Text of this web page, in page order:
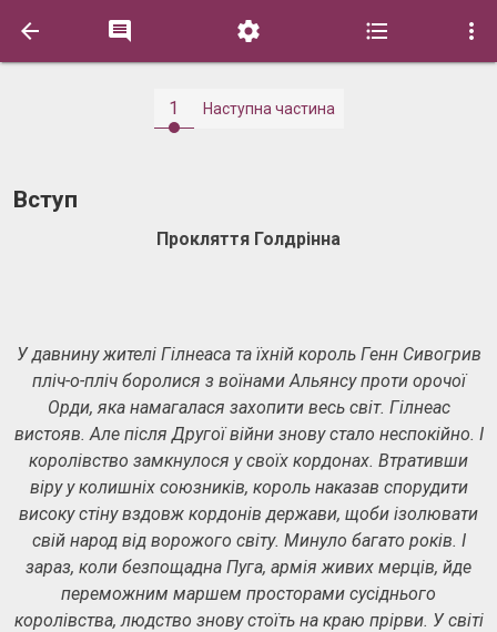
    
1 Наступна частина
Вступ
Прокляття Голдрінна
У давнину жителі Гілнеаса та їхній король Генн Сивогрив
пліч-о-пліч боролися з воїнами Альянсу проти орочої
Орди, яка намагалася захопити весь світ. Гілнеас
вистояв. Але після Другої війни знову стало неспокійно. І
королівство замкнулося у своїх кордонах. Втративши
віру у колишніх союзників, король наказав спорудити
високу стіну вздовж кордонів держави, щоби ізолювати
свій народ від ворожого світу. Минуло багато років. І
зараз, коли безпощадна Пуга, армія живих мерців, йде
переможним маршем просторами сусіднього
королівства, людство знову стоїть на краю прірви. У світі